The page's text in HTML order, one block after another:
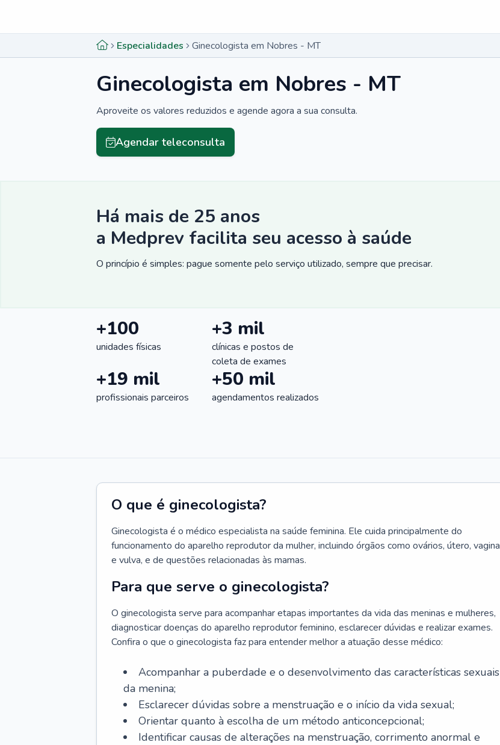
Especialidades Ginecologista em Nobres - MT
Ginecologista em Nobres - MT
Aproveite os valores reduzidos e agende agora a sua consulta.
Agendar teleconsulta
Há mais de 25 anos
a Medprev facilita seu acesso à saúde
O princípio é simples: pague somente pelo serviço utilizado, sempre que precisar.
+100
unidades físicas
+3 mil
clínicas e postos de
coleta de exames
+19 mil
profissionais parceiros
+50 mil
agendamentos realizados
O que é ginecologista?
Ginecologista é o médico especialista na saúde feminina. Ele cuida principalmente do
funcionamento do aparelho reprodutor da mulher, incluindo órgãos como ovários, útero, vagina
e vulva, e de questões relacionadas às mamas.
Para que serve o ginecologista?
O ginecologista serve para acompanhar etapas importantes da vida das meninas e mulheres,
diagnosticar doenças do aparelho reprodutor feminino, esclarecer dúvidas e realizar exames.
Confira o que o ginecologista faz para entender melhor a atuação desse médico:
Acompanhar a puberdade e o desenvolvimento das características sexuais
da menina;
Esclarecer dúvidas sobre a menstruação e o início da vida sexual;
Orientar quanto à escolha de um método anticoncepcional;
Identificar causas de alterações na menstruação, corrimento anormal e